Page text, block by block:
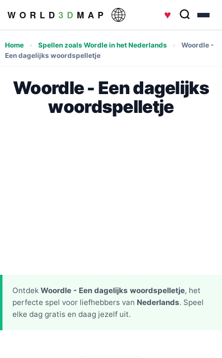
W O R L D 3 D M A P ♥
Home › Spellen zoals Wordle in het Nederlands ›
Woordle -
Een dagelijks woordspelletje
Woordle - Een dagelijks
woordspelletje
Ontdek Woordle - Een dagelijks woordspelletje, het
perfecte spel voor liefhebbers van Nederlands. Speel
elke dag gratis en daag jezelf uit.